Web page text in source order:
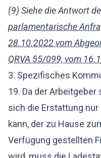
(9) Siehe die Antwort
parlamentarische
28.10.2022 vom
QRVA 55/099, vom
3. Spezifisches
19. Da der
sich die Erstattung
kann, der zu Hause
Verfügung gestellten